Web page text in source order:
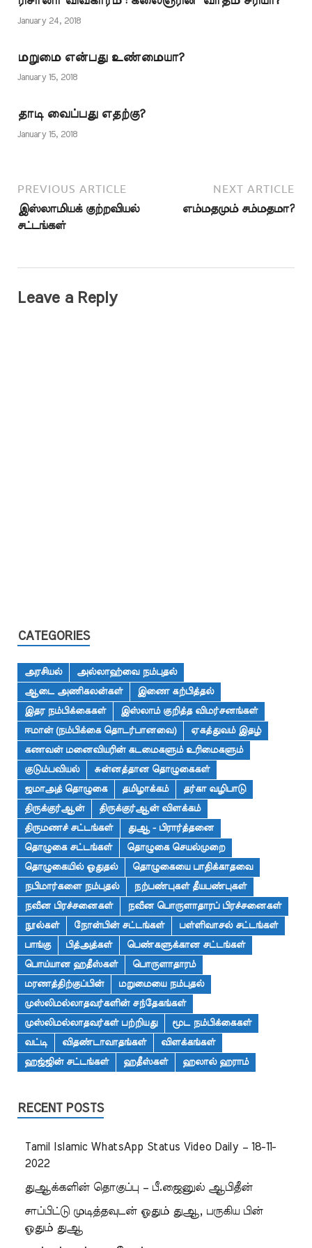
இறைவன்
வழங்கியுள்ளான். எல்லா
மறுக்கின்றனர் என்பதும்
இஸ்லாம் குறித்து
விமர்சனத்திற்கு
ஆதரவாகப் பல
முஸ்லிம்கள் தங்கள்
பண்டிகையின் போது
மனநிறைவுடன் பெற்றுக்…
January 24, 2018
மறுமை என்பது உண்மையா?
January 15, 2018
தாடி வைப்பது எதற்கு?
January 15, 2018
PREVIOUS ARTICLE
இஸ்லாமியக் குற்றவியல்
சட்டங்கள்
NEXT ARTICLE
எம்மதமும் சம்மதமா?
Leave a Reply
CATEGORIES
அரசியல்
அல்லாஹ்வை நம்புதல்
ஆடை அணிகலன்கள்
இணை கற்பித்தல்
இதர நம்பிக்கைகள்
இஸ்லாம் குறித்த விமர்சனங்கள்
ஈமான் (நம்பிக்கை தொடர்பானவை)
ஏகத்துவம் இதழ்
கணவன் மனைவியரின் கடமைகளும் உரிமைகளும்
குடும்பவியல்
சுன்னத்தான தொழுகைகள்
ஜமாஅத் தொழுகை
தமிழாக்கம்
தர்கா வழிபாடு
திருக்குர்ஆன்
திருக்குர்ஆன் விளக்கம்
திருமணச் சட்டங்கள்
துஆ - பிரார்த்தனை
தொழுகை சட்டங்கள்
தொழுகை செயல்முறை
தொழுகையில் ஓதுதல்
தொழுகையை பாதிக்காதவை
நபிமார்களை நம்புதல்
நற்பண்புகள் தீயபண்புகள்
நவீன பிரச்சனைகள்
நவீன பொருளாதாரப் பிரச்சனைகள்
நூல்கள்
நோன்பின் சட்டங்கள்
பள்ளிவாசல் சட்டங்கள்
பாங்கு
பித்அத்கள்
பெண்களுக்கான சட்டங்கள்
பொய்யான ஹதீஸ்கள்
பொருளாதாரம்
மரணத்திற்குப்பின்
மறுமையை நம்புதல்
முஸ்லிமல்லாதவர்களின் சந்தேகங்கள்
முஸ்லிமல்லாதவர்கள் பற்றியது
மூட நம்பிக்கைகள்
வட்டி
விதண்டாவாதங்கள்
விளக்கங்கள்
ஹஜ்ஜின் சட்டங்கள்
ஹதீஸ்கள் ஹலால் ஹராம்
RECENT POSTS
Tamil Islamic WhatsApp Status Video Daily – 18-11-
2022
துஆக்களின் தொகுப்பு – பீ.ஜைனுல் ஆபிதீன்
சாப்பிட்டு முடித்தவுடன் ஓதும் துஆ, பருகிய பின்
ஓதும் துஆ